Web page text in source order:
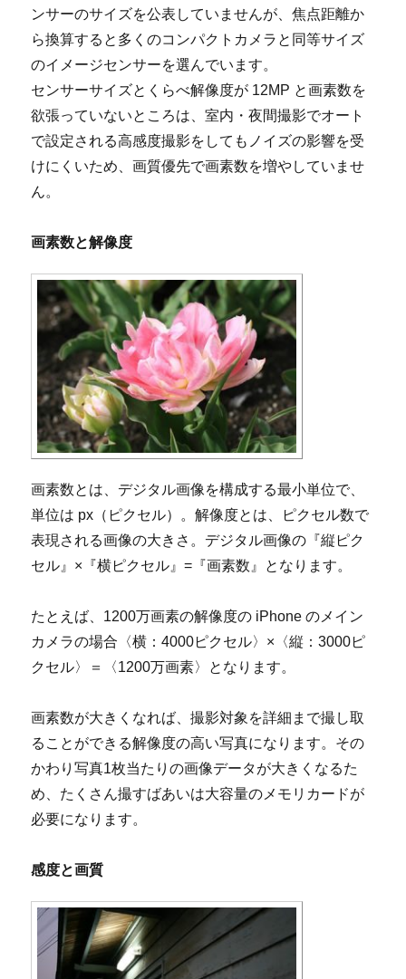
ンサーのサイズを公表していませんが、焦点距離か
ら換算すると多くのコンパクトカメラと同等サイズ
のイメージセンサーを選んでいます。
センサーサイズとくらべ解像度が 12MP と画素数を
欲張っていないところは、室内・夜間撮影でオート
で設定される高感度撮影をしてもノイズの影響を受
けにくいため、画質優先で画素数を増やしていませ
ん。
画素数と解像度
画素数とは、デジタル画像を構成する最小単位で、
単位は px（ピクセル）。解像度とは、ピクセル数で
表現される画像の大きさ。デジタル画像の『縦ピク
セル』×『横ピクセル』=『画素数』となります。
たとえば、1200万画素の解像度の iPhone のメイン
カメラの場合〈横：4000ピクセル〉×〈縦：3000ピ
クセル〉＝〈1200万画素〉となります。
画素数が大きくなれば、撮影対象を詳細まで撮し取
ることができる解像度の高い写真になります。その
かわり写真1枚当たりの画像データが大きくなるた
め、たくさん撮すばあいは大容量のメモリカードが
必要になります。
感度と画質